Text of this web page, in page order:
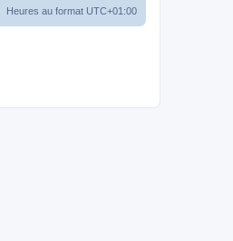
Heures au format UTC+01:00